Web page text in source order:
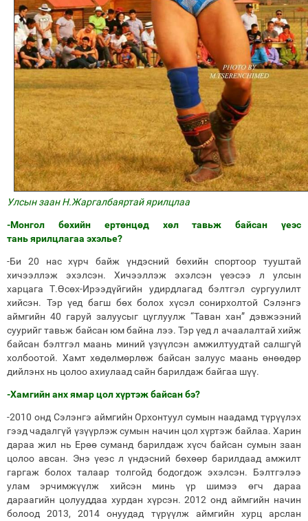
Улсын заан Н.Жаргалбаяртай ярилцлаа
-Монгол бөхийн ертөнцөд хөл тавьж байсан үеэс
тань ярилцлагаа эхэлье?
-Би 20 нас хүрч байж үндэсний бөхийн спортоор тууштай
хичээллэж эхэлсэн. Хичээллэж эхэлсэн үеэсээ л улсын
харцага Т.Өсөх-Ирээдүйгийн удирдлагад бэлтгэл сургуулилт
хийсэн. Тэр үед багш бөх болох хүсэл сонирхолтой Сэлэнгэ
аймгийн 40 гаруй залуусыг цуглуулж “Таван хан” дэвжээний
суурийг тавьж байсан юм байна лээ. Тэр үед л ачаалалтай хийж
байсан бэлтгэл маань миний үзүүлсэн амжилтуудтай салшгүй
холбоотой. Хамт хөдөлмөрлөж байсан залуус маань өнөөдөр
дийлэнх нь цолоо ахиулаад сайн барилдаж байгаа шүү.
-Хамгийн анх ямар цол хүртэж байсан бэ?
-2010 онд Сэлэнгэ аймгийн Орхонтуул сумын наадамд түрүүлэх
гээд чадалгүй үзүүрлэж сумын начин цол хүртэж байлаа. Харин
дараа жил нь Ерөө суманд барилдаж хүсч байсан сумын заан
цолоо авсан. Энэ үеэс л үндэсний бөхөөр барилдаад амжилт
гаргаж болох талаар толгойд бодогдож эхэлсэн. Бэлтгэлээ
улам эрчимжүүлж хийсэн минь үр шимээ өгч дараа
дараагийн цолууддаа хурдан хүрсэн. 2012 онд аймгийн начин
болоод 2013, 2014 онуудад түрүүлж аймгийн хурц арслан